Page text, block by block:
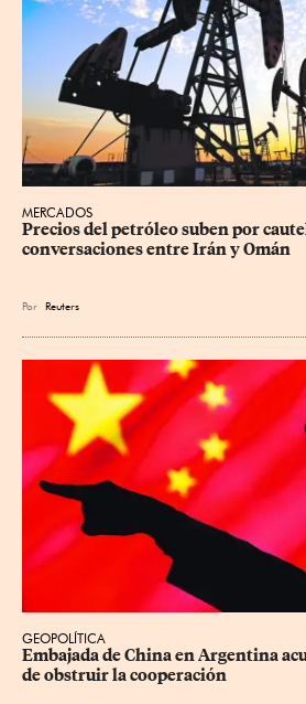
MERCADOS
Precios ⁠del petróleo suben por
conversaciones entre Irán y Omán
Por Reuters
GEOPOLÍTICA
Embajada de China en Argentina
de obstruir la cooperación